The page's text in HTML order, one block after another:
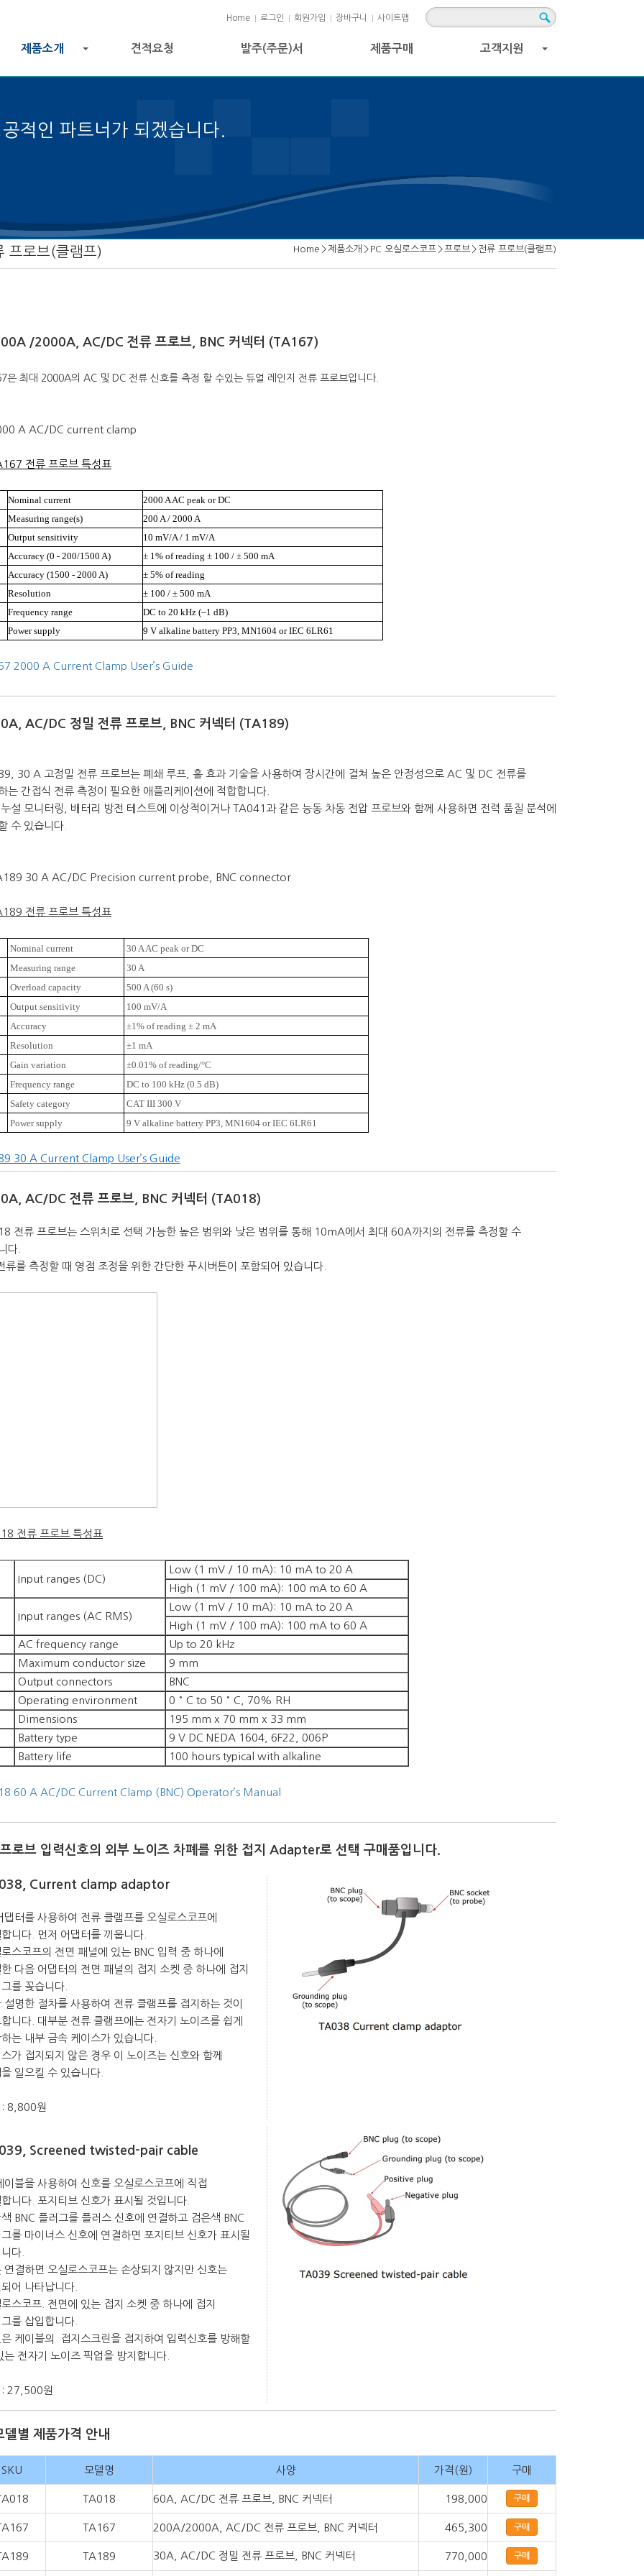
Home 로그인 회원가입 장바구니 사이트맵
제품소개 견적요청 발주(주문)서 제품구매 고객지원
적인 파트너가 되겠습니다.
Home > 제품소개 > PC 오실로스코프 > 프로브 > 전류 프로브(클램프)
프로브(클램프)
/2000A, AC/DC 전류 프로브, BNC 커넥터 (TA167)
은 최대 2000A의 AC 및 DC 전류 신호를 측정 할 수있는 듀얼 레인지 전류 프로브입니다.
전류 프로브 특성표
Nominal current
2000 A AC peak or DC
Measuring range(s)
200 A / 2000 A
Output sensitivity
10 mV/A / 1 mV/A
Accuracy (0 - 200/1500 A)
± 1% of reading ± 100 / ± 500 mA
Accuracy (1500 - 2000 A)
± 5% of reading
Resolution
± 100 / ± 500 mA
Frequency range
DC to 20 kHz (–1 dB)
Power supply
9 V alkaline battery PP3, MN1604 or IEC 6LR61
2000 A Current Clamp User’s Guide
AC/DC 정밀 전류 프로브, BNC 커넥터 (TA189)
30 A 고정밀 전류 프로브는 폐쇄 루프, 홀 효과 기술을 사용하여 장시간에 걸쳐 높은 안정성으로 AC 및 DC 전류를
는 간접식 전류 측정이 필요한 애플리케이션에 적합합니다.
설 모니터링, 배터리 방전 테스트에 이상적이거나 TA041과 같은 능동 차동 전압 프로브와 함께 사용하면 전력 품질 분석에
수 있습니다.
전류 프로브 특성표
Nominal current
30 A AC peak or DC
Measuring range
30 A
Overload capacity
500 A (60 s)
Output sensitivity
100 mV/A
Accuracy
±1% of reading ± 2 mA
Resolution
±1 mA
Gain variation
±0.01% of reading/°C
Frequency range
DC to 100 kHz (0.5 dB)
Safety category
CAT III 300 V
Power supply
9 V alkaline battery PP3, MN1604 or IEC 6LR61
30 A Current Clamp User’s Guide
AC/DC 전류 프로브, BNC 커넥터 (TA018)
전류 프로브는 스위치로 선택 가능한 높은 범위와 낮은 범위를 통해 10mA에서 최대 60A까지의 전류를 측정할 수
다.
류를 측정할 때 영점 조정을 위한 간단한 푸시버튼이 포함되어 있습니다.
전류 프로브 특성표
Input ranges (DC)
Low (1 mV / 10 mA): 10 mA to 20 A
High (1 mV / 100 mA): 100 mA to 60 A
Input ranges (AC RMS)
Low (1 mV / 10 mA): 10 mA to 20 A
High (1 mV / 100 mA): 100 mA to 60 A
AC frequency range
Up to 20 kHz
Maximum conductor size
9 mm
Output connectors
BNC
Operating environment
0 ° C to 50 ° C, 70% RH
Dimensions
195 mm x 70 mm x 33 mm
Battery type
9 V DC NEDA 1604, 6F22, 006P
Battery life
100 hours typical with alkaline
60 A AC/DC Current Clamp (BNC) Operator’s Manual
로브 입력신호의 외부 노이즈 차폐를 위한 접지 Adapter로 선택 구매품입니다.
Current clamp adaptor
댑터를 사용하여 전류 클램프를 오실로스코프에
니다. 먼저 어댑터를 끼웁니다.
스코프의 전면 패널에 있는 BNC 입력 중 하나에
다음 어댑터의 전면 패널의 접지 소켓 중 하나에 접지
를 꽂습니다.
설명한 절차를 사용하여 전류 클램프를 접지하는 것이
니다. 대부분 전류 클램프에는 전자기 노이즈를 쉽게
는 내부 금속 케이스가 있습니다.
가 접지되지 않은 경우 이 노이즈는 신호와 함께
일으킬 수 있습니다.
: 8,800원
Screened twisted-pair cable
이블을 사용하여 신호를 오실로스코프에 직접
니다. 포지티브 신호가 표시될 것입니다.
BNC 플러그를 플러스 신호에 연결하고 검은색 BNC
를 마이너스 신호에 연결하면 포지티브 신호가 표시될
다.
연결하면 오실로스코프는 손상되지 않지만 신호는
어 나타납니다.
스코프. 전면에 있는 접지 소켓 중 하나에 접지
를 삽입합니다.
케이블의 접지스크린을 접지하여 입력신호를 방해할
는 전자기 노이즈 픽업을 방지합니다.
: 27,500원
델별 제품가격 안내
SKU 모델명 사양 가격(원) 구매
TA018 60A, AC/DC 전류 프로브, BNC 커넥터 198,000 구매
TA167 200A/2000A, AC/DC 전류 프로브, BNC 커넥터 465,300 구매
TA189 30A, AC/DC 정밀 전류 프로브, BNC 커넥터 770,000 구매